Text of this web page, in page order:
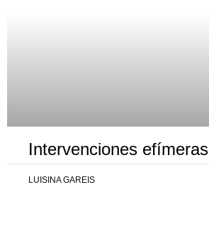
Intervenciones efímeras
LUISINA GAREIS